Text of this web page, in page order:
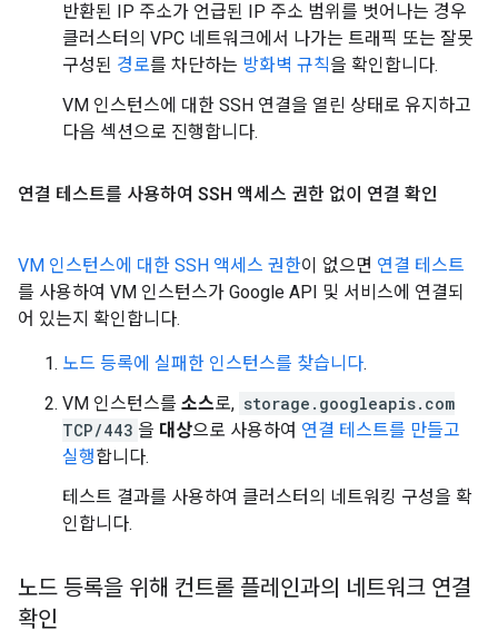
반환된 IP 주소가 언급된 IP 주소 범위를 벗어나는 경우
클러스터의 VPC 네트워크에서 나가는 트래픽 또는 잘못
구성된 경로를 차단하는 방화벽 규칙을 확인합니다.
VM 인스턴스에 대한 SSH 연결을 열린 상태로 유지하고
다음 섹션으로 진행합니다.
연결 테스트를 사용하여 SSH 액세스 권한 없이 연결 확인
VM 인스턴스에 대한 SSH 액세스 권한이 없으면 연결 테스트
를 사용하여 VM 인스턴스가 Google API 및 서비스에 연결되
어 있는지 확인합니다.
노드 등록에 실패한 인스턴스를 찾습니다.
VM 인스턴스를 소스로, storage.googleapis.com
TCP/443 을 대상으로 사용하여 연결 테스트를 만들고
실행합니다.
테스트 결과를 사용하여 클러스터의 네트워킹 구성을 확
인합니다.
노드 등록을 위해 컨트롤 플레인과의 네트워크 연결
확인